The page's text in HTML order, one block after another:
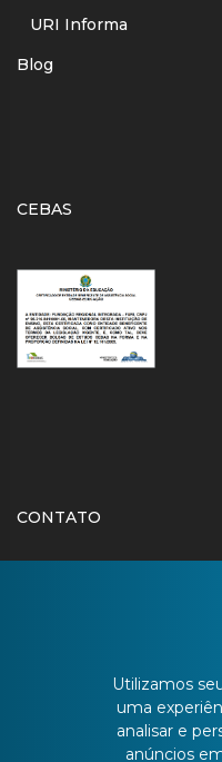
URI Informa
Blog
CEBAS
CONTATO
Utilizamos
uma
analisar e
anúncios